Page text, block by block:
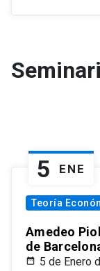
5 ENE
Teoría
Amedeo
de
5 de Enero